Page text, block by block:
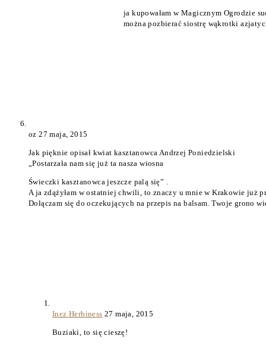
ja kupowałam w Magicznym Ogrodzie
można pozbierać siostrę wąkrotki
oz27 maja, 2015
Jak pięknie opisał kwiat kasztanowca Andrzej Poniedzielski
„Postarzała nam się już ta nasza wiosna
Świeczki kasztanowca jeszcze palą się” .
A ja zdążyłam w ostatniej chwili, to znaczy u mnie w Krakowie już
Dołączam się do oczekujących na przepis na balsam. Twoje grono
Inez Herbiness 27 maja, 2015
Buziaki, to się cieszę!